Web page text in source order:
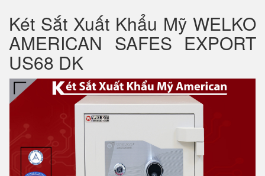
Két Sắt Xuất Khẩu Mỹ WELKO
AMERICAN SAFES EXPORT
US68 DK